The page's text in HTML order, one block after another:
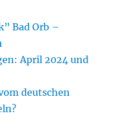
Bad Orb –
April 2024 und
deutschen